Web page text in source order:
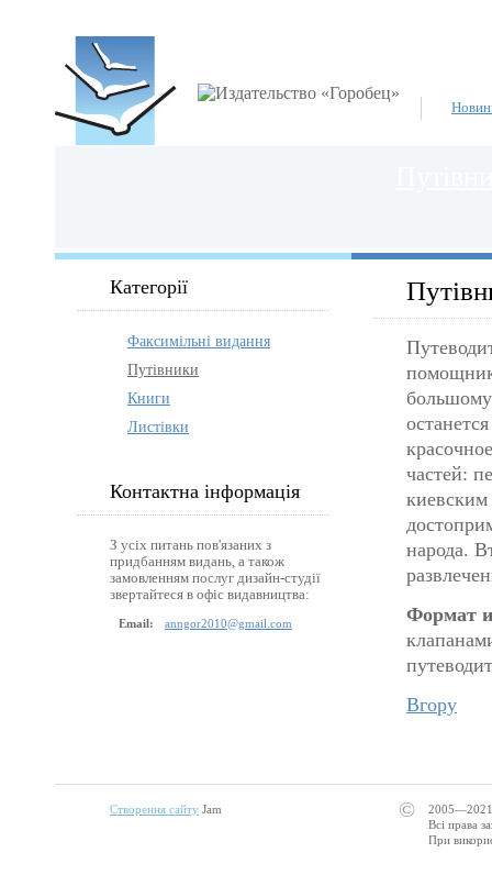
Категорії
Факсимільні видання
Путівники
Книги
Листівки
Контактна інформація
З усіх питань пов'язаних з
придбанням видань, а також
замовленням послуг дизайн-студії
звертайтеся в офіс видавництва:
Email: anngor2010@gmail.com
частей:
киевским
народа.
Формат
Вгору
Створення сайту Jam ©
Всі права
При